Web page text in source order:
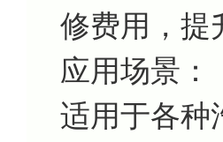
修费用，提
应用场景：
适用于各种